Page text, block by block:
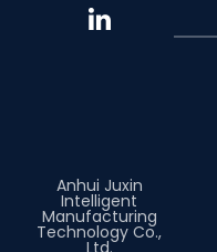
Anhui Juxin
Intelligent
Manufacturing
Technology Co.,
Ltd.